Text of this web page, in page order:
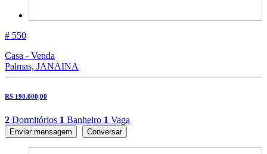
# 550
Casa - Venda
Palmas, JANAINA
R$ 190.000,00
2 Dormitórios 1 Banheiro 1 Vaga
Enviar mensagem Conversar